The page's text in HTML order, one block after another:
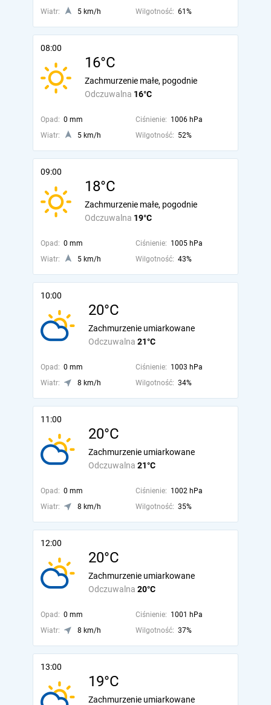
Wiatr: 5 km/h Wilgotność: 61%
08:00
16°C
Odczuwalna 16°C
Zachmurzenie małe, pogodnie
Opad: 0 mm Ciśnienie: 1006 hPa
Wiatr:
5 km/h Wilgotność: 52%
09:00
18°C
Odczuwalna 19°C
Zachmurzenie małe, pogodnie
Opad: 0 mm Ciśnienie: 1005 hPa
Wiatr:
5 km/h Wilgotność: 43%
10:00
20°C
Odczuwalna 21°C
Zachmurzenie umiarkowane
Opad: 0 mm Ciśnienie: 1003 hPa
Wiatr:
8 km/h Wilgotność: 34%
11:00
20°C
Odczuwalna 21°C
Zachmurzenie umiarkowane
Opad: 0 mm Ciśnienie: 1002 hPa
Wiatr:
8 km/h Wilgotność: 35%
12:00
20°C
Odczuwalna 20°C
Zachmurzenie umiarkowane
Opad: 0 mm Ciśnienie: 1001 hPa
Wiatr:
8 km/h Wilgotność: 37%
13:00
19°C
Zachmurzenie umiarkowane